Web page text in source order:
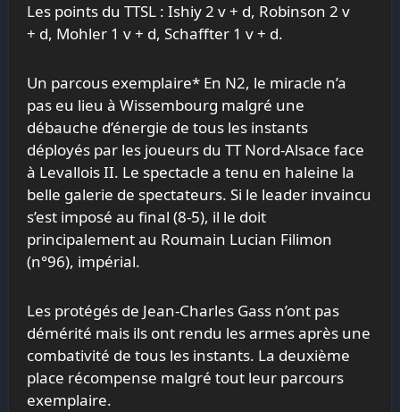
Les points du TTSL : Ishiy 2 v + d, Robinson 2 v
+ d, Mohler 1 v + d, Schaffter 1 v + d.
Un parcous exemplaire* En N2, le miracle n’a
pas eu lieu à Wissembourg malgré une
débauche d’énergie de tous les instants
déployés par les joueurs du TT Nord-Alsace face
à Levallois II. Le spectacle a tenu en haleine la
belle galerie de spectateurs. Si le leader invaincu
s’est imposé au final (8-5), il le doit
principalement au Roumain Lucian Filimon
(n°96), impérial.
Les protégés de Jean-Charles Gass n’ont pas
démérité mais ils ont rendu les armes après une
combativité de tous les instants. La deuxième
place récompense malgré tout leur parcours
exemplaire.